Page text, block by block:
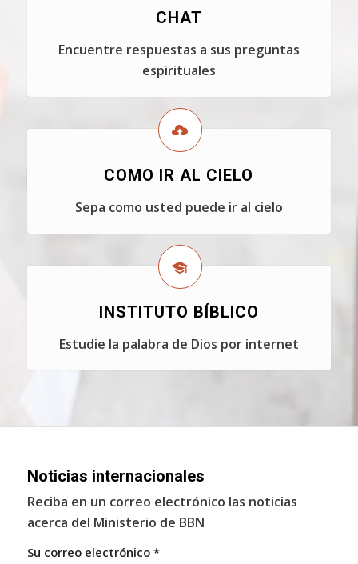
CHAT
Encuentre respuestas a sus preguntas
espirituales
COMO IR AL CIELO
Sepa como usted puede ir al cielo
INSTITUTO BÍBLICO
Estudie la palabra de Dios por internet
Noticias internacionales
Reciba en un correo electrónico las noticias
acerca del Ministerio de BBN
Su correo electrónico *